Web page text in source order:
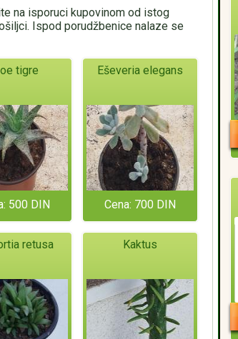
na isporuci kupovinom od istog
Ispod porudžbenice nalaze se
tigre
500 DIN
Eševeria elegans
Cena: 700 DIN
retusa Kaktus